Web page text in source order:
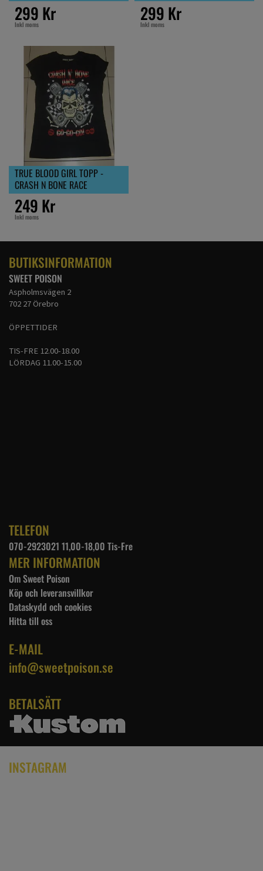
299 Kr
Inkl moms 299 Kr
Inkl moms
TRUE BLOOD GIRL TOPP -
CRASH N BONE RACE
249 Kr
Inkl moms
BUTIKSINFORMATION
SWEET POISON
Aspholmsvägen 2
702 27 Örebro
ÖPPETTIDER
TIS-FRE 12.00-18.00
LÖRDAG 11.00-15.00
TELEFON
070-2923021 11,00-18,00 Tis-Fre
MER INFORMATION
Om Sweet Poison
Köp och leveransvillkor
Dataskydd och cookies
Hitta till oss
E-MAIL
info@sweetpoison.se
BETALSÄTT
INSTAGRAM